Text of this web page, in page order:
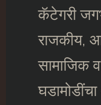
कॅटेगरी
राजकीय,
सामाजिक